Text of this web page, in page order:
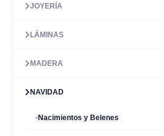
JOYERÍA
LÁMINAS
MADERA
NAVIDAD
Nacimientos y Belenes